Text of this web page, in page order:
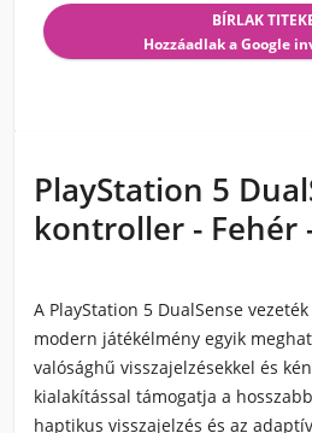
BÍRLAK
Hozzáadlak a Google
PlayStation 5
kontroller - Fehér
A PlayStation 5 DualSense
modern játékélmény egyik
valósághű visszajelzésekkel és
kialakítással támogatja a
haptikus visszajelzés és az